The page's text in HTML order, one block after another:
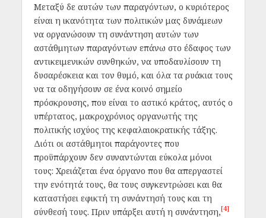
Μεταξύ δε αυτών των παραγόντων, ο κυριότερος
είναι η ικανότητα των πολιτικών μας δυνάμεων
να οργανώσουν τη συνάντηση αυτών των
αστάθμητων παραγόντων επάνω στο έδαφος των
αντικειμενικών συνθηκών, να υποδαυλίσουν τη
δυσαρέσκεια και τον θυμό, και όλα τα ρυάκια τους
να τα οδηγήσουν σε ένα κοινό σημείο
πρόσκρουσης, που είναι το αστικό κράτος, αυτός ο
υπέρτατος, μακροχρόνιος οργανωτής της
πολιτικής ισχύος της κεφαλαιοκρατικής τάξης.
Διότι οι αστάθμητοι παράγοντες που
προϋπάρχουν δεν συναντώνται εύκολα μόνοι
τους: Χρειάζεται ένα όργανο που θα απεργαστεί
την ενότητά τους, θα τους συγκεντρώσει και θα
καταστήσει εφικτή τη συνάντησή τους και τη
σύνθεσή τους. Πριν υπάρξει αυτή η συνάντηση,[4]